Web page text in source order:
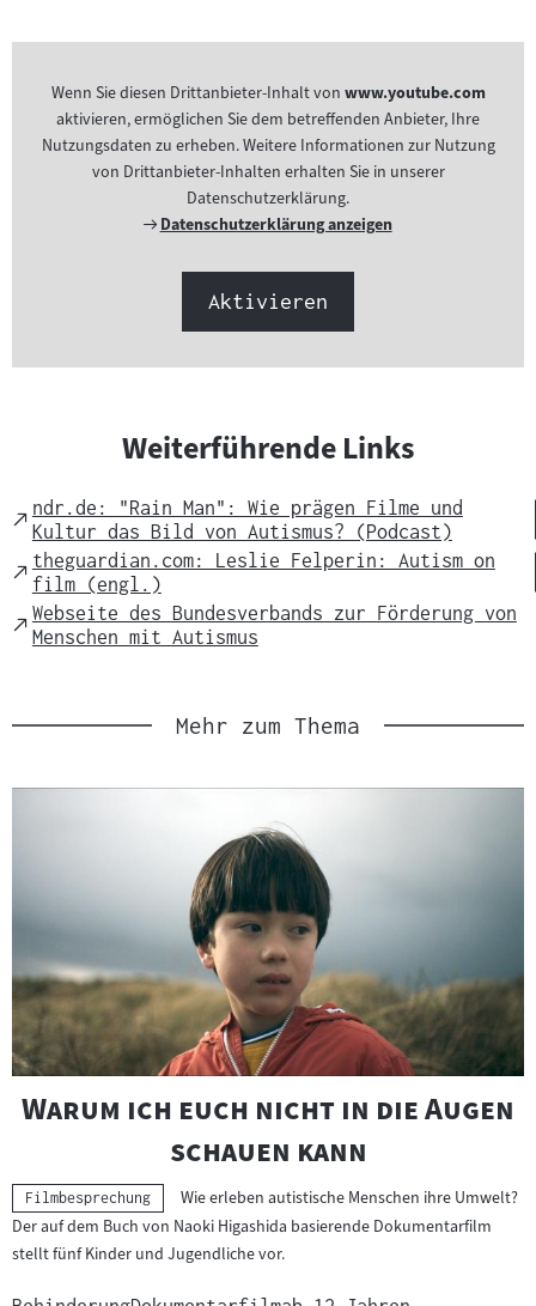
Wenn Sie diesen Drittanbieter-Inhalt von www.youtube.com
aktivieren, ermöglichen Sie dem betreffenden Anbieter, Ihre
Nutzungsdaten zu erheben. Weitere Informationen zur Nutzung
von Drittanbieter-Inhalten erhalten Sie in unserer
Datenschutzerklärung.
Externer
Datenschutzerklärung anzeigen
Aktivieren
Weiterführende Links
External
Link
ndr.de: "Rain Man": Wie prägen Filme und
Kultur das Bild von Autismus? (Podcast)
External
Link
theguardian.com: Leslie Felperin: Autism on
film (engl.)
External
Link
Webseite des Bundesverbands zur Förderung von
Menschen mit Autismus
Mehr zum Thema
Sprungmarke
"
Warum ich euch nicht in die Augen
schauen kann
Kategorie:
Filmbesprechung
Wie erleben autistische Menschen ihre Umwelt?
Der auf dem Buch von Naoki Higashida basierende Dokumentarfilm
stellt fünf Kinder und Jugendliche vor.